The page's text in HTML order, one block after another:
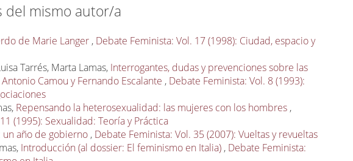
del mismo autor/a
de Marie Langer , Debate Feminista: Vol. 17 (1998): Ciudad, espacio y
Tarrés, Marta Lamas, Interrogantes, dudas y prevenciones sobre las
Camou y Fernando Escalante , Debate Feminista: Vol. 8 (1993):
Repensando la heterosexualidad: las mujeres con los hombres ,
(1995): Sexualidad: Teoría y Práctica
un año de gobierno , Debate Feminista: Vol. 35 (2007): Vueltas y revueltas
Introducción (al dossier: El feminismo en Italia) , Debate Feminista: